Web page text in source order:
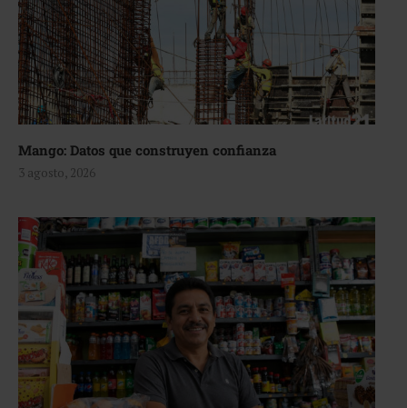
Mango: Datos que construyen confianza
3 agosto, 2026